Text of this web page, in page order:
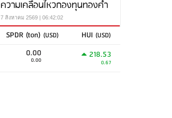
ความเคลื่อนไหวกองทุนทองคำ
7 สิงหาคม 2569 | 06:42:02
SPDR (ton) (USD) HUI (USD)
0.00
0.00 218.53
0.67